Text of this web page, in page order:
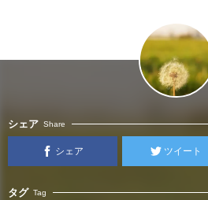
シェア Share
シェア ツイート
タグ Tag